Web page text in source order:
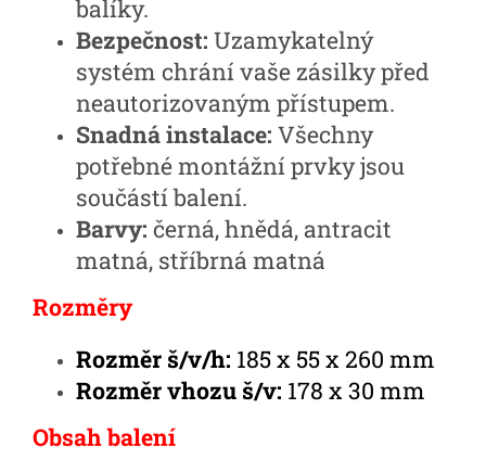
balíky.
Bezpečnost: Uzamykatelný
systém chrání vaše zásilky před
neautorizovaným přístupem.
Snadná instalace: Všechny
potřebné montážní prvky jsou
součástí balení.
Barvy: černá, hnědá, antracit
matná, stříbrná matná
Rozměry
Rozměr š/v/h: 185 x 55 x 260 mm
Rozměr vhozu š/v: 178 x 30 mm
Obsah balení